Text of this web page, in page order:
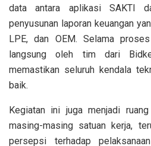
data antara aplikasi SAKTI
penyusunan laporan keuangan
LPE, dan OEM. Selama
langsung oleh tim dari
memastikan seluruh kendala
baik.
Kegiatan ini juga menjadi
masing-masing satuan kerja,
persepsi terhadap